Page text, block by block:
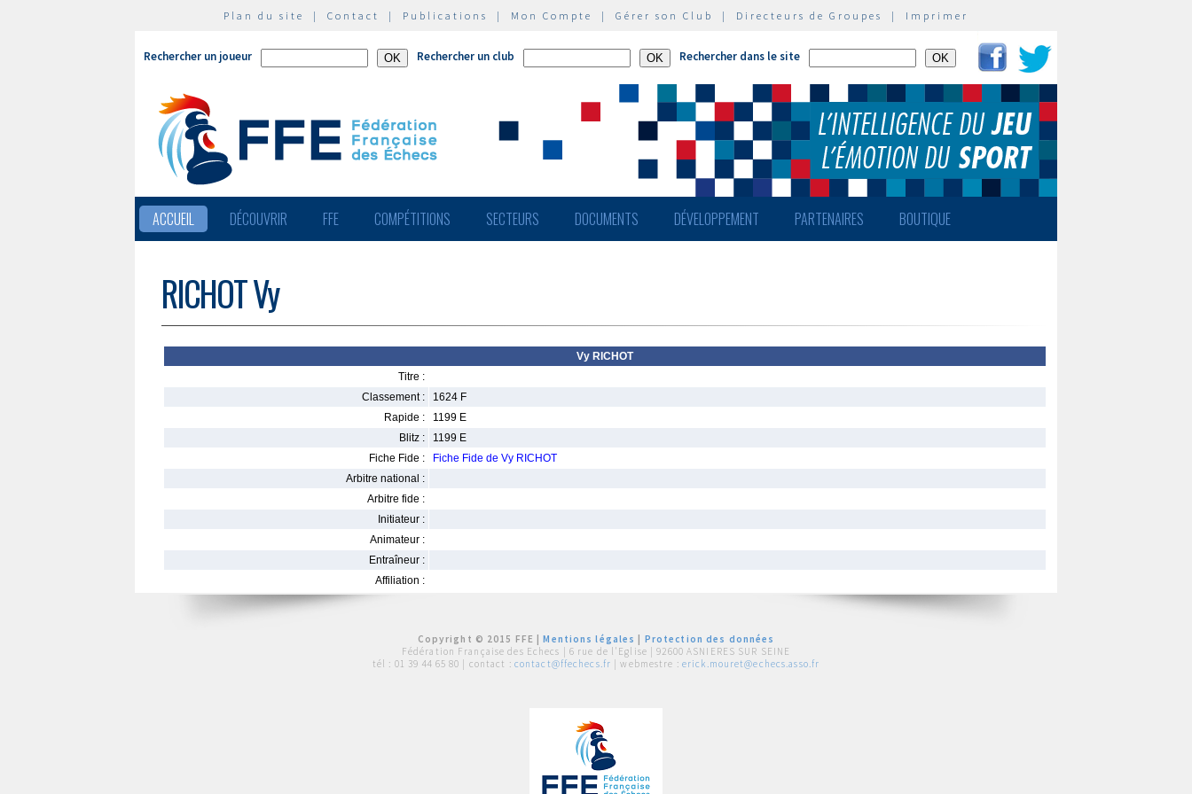
Plan du site | Contact | Publications | Mon Compte | Gérer son Club | Directeurs de Groupes | Imprimer
Rechercher un joueur Rechercher un club Rechercher dans le site
ACCUEIL DÉCOUVRIR FFE COMPÉTITIONS SECTEURS DOCUMENTS DÉVELOPPEMENT PARTENAIRES BOUTIQUE
RICHOT Vy
Vy RICHOT
Titre :
Classement :
1624 F
Rapide :
1199 E
Blitz :
1199 E
Fiche Fide :
Fiche Fide de Vy RICHOT
Arbitre national :
Arbitre fide :
Initiateur :
Animateur :
Entraîneur :
Affiliation :
Copyright © 2015 FFE |Mentions légales
Protection des données
Fédération Française des Echecs | 6 rue de l'Eglise | 92600 ASNIERES SUR SEINE
tél : 01 39 44 65 80 | contact : contact@ffechecs.fr | webmestre : erick.mouret@echecs.asso.fr